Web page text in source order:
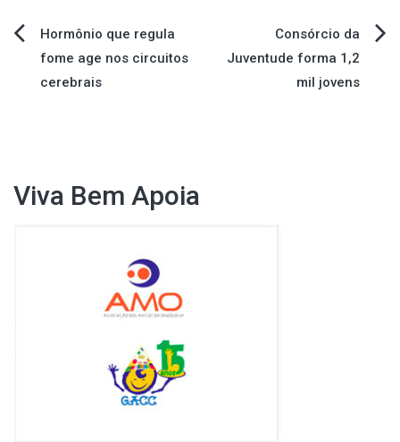
Navegação
de
Hormônio que regula
fome age nos circuitos
cerebrais
Consórcio da
Juventude forma 1,2
mil jovens
Viva Bem Apoia